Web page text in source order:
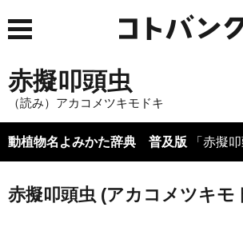
赤擬叩頭虫
（読み）アカコメツキモドキ
動植物名よみかた辞典 普及版 「赤擬
赤擬叩頭虫 (アカコメツキモ